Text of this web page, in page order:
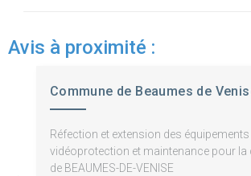
Avis à proximité :
Commune de Beaumes de
Réfection et extension des équipements
vidéoprotection et maintenance pour
de BEAUMES-DE-VENISE